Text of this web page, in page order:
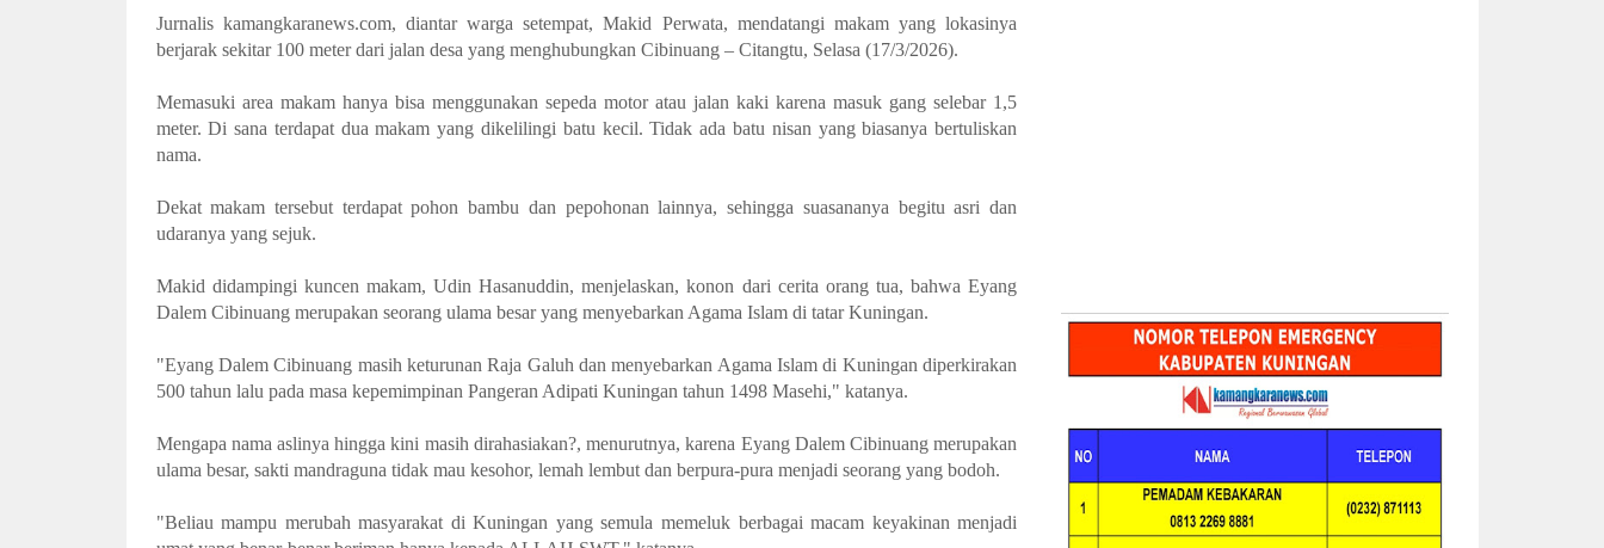
Jurnalis kamangkaranews.com, diantar warga setempat, Makid Perwata, mendatangi makam yang lokasinya
berjarak sekitar 100 meter dari jalan desa yang menghubungkan Cibinuang – Citangtu, Selasa (17/3/2026).
Memasuki area makam hanya bisa menggunakan sepeda motor atau jalan kaki karena masuk gang selebar 1,5
meter. Di sana terdapat dua makam yang dikelilingi batu kecil. Tidak ada batu nisan yang biasanya bertuliskan
nama.
Dekat makam tersebut terdapat pohon bambu dan pepohonan lainnya, sehingga suasananya begitu asri dan
udaranya yang sejuk.
Makid didampingi kuncen makam, Udin Hasanuddin, menjelaskan, konon dari cerita orang tua, bahwa Eyang
Dalem Cibinuang merupakan seorang ulama besar yang menyebarkan Agama Islam di tatar Kuningan.
"Eyang Dalem Cibinuang masih keturunan Raja Galuh dan menyebarkan Agama Islam di Kuningan diperkirakan
500 tahun lalu pada masa kepemimpinan Pangeran Adipati Kuningan tahun 1498 Masehi," katanya.
Mengapa nama aslinya hingga kini masih dirahasiakan?, menurutnya, karena Eyang Dalem Cibinuang merupakan
ulama besar, sakti mandraguna tidak mau kesohor, lemah lembut dan berpura-pura menjadi seorang yang bodoh.
"Beliau mampu merubah masyarakat di Kuningan yang semula memeluk berbagai macam keyakinan menjadi